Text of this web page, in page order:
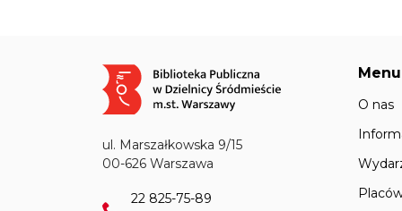
Obraz
ul. Marszałkowska 9/15
00-626 Warszawa
22 825-75-89
Menu
O nas